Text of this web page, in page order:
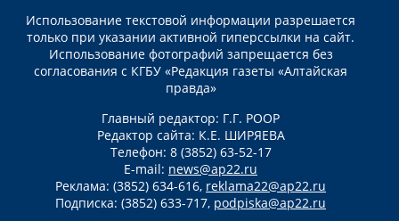
Использование текстовой информации разрешается
только при указании активной гиперссылки на сайт.
Использование фотографий запрещается без
согласования с КГБУ «Редакция газеты «Алтайская
правда»
Главный редактор: Г.Г. РООР
Редактор сайта: К.Е. ШИРЯЕВА
Телефон: 8 (3852) 63-52-17
E-mail: news@ap22.ru
Реклама: (3852) 634-616, reklama22@ap22.ru
Подписка: (3852) 633-717, podpiska@ap22.ru